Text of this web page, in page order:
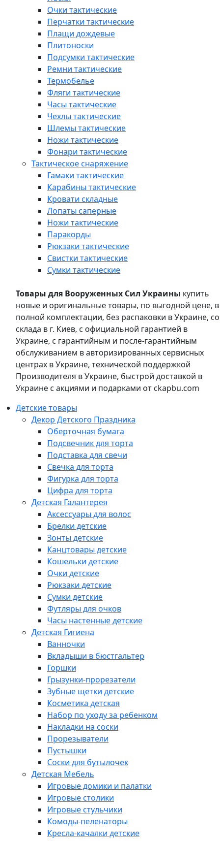
Очки тактические
Перчатки тактические
Плащи дождевые
Плитоноски
Подсумки тактические
Ремни тактические
Термобелье
Фляги тактические
Часы тактические
Чехлы тактические
Шлемы тактические
Ножи тактические
Фонари тактические
Тактическое снаряжение
Гамаки тактические
Карабины тактические
Кровати складные
Лопаты саперные
Ножи тактические
Паракорды
Рюкзаки тактические
Свистки тактические
Сумки тактические
Товары для Вооруженных Сил Украины купить
новые и оригинальные товары, по выгодной цене, в
полной комплектации, без распаковки в Украине, со
склада в г. Киев, с официальной гарантией в
Украине, с гарантийным и после-гарантийным
обслуживанием в авторизированных сервисных
центрах в Украине, технической поддержкой
Производителя в Украине, быстрой доставкой в
Украине с акциями и подарками от ckapbu.com
Детские товары
Декор Детского Праздника
Оберточная бумага
Подсвечник для торта
Подставка для свечи
Свечка для торта
Фигурка для торта
Цифра для торта
Детская Галантерея
Аксессуары для волос
Брелки детские
Зонты детские
Канцтовары детские
Кошельки детские
Очки детские
Рюкзаки детские
Сумки детские
Футляры для очков
Часы настенные детские
Детская Гигиена
Ванночки
Вкладыши в бюстгальтер
Горшки
Грызунки-прорезатели
Зубные щетки детские
Косметика детская
Набор по уходу за ребенком
Накладки на соски
Прорезыватели
Пустышки
Соски для бутылочек
Детская Мебель
Игровые домики и палатки
Игровые столики
Игровые стульчики
Комоды-пеленаторы
Кресла-качалки детские